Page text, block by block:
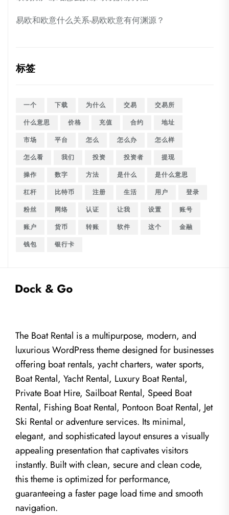
易欧和欧意什么关系-易欧欧意有何渊源？
标签
一个 下载 为什么 交易
交易所
什么意思
价格 充值 合约
地址
市场
平台 怎么 怎么办
怎么样
怎么看
我们 投资 投资者
提现
操作
数字 方法 是什么
是什么意思
杠杆
比特币 注册 生活 用户
登录
粉丝
网络 认证 让我 设置
账号
账户
货币 转账 软件 这个
金融
钱包
银行卡
The Boat Rental is a multipurpose, modern, and
luxurious WordPress theme designed for businesses
offering boat rentals, yacht charters, water sports,
Boat Rental, Yacht Rental, Luxury Boat Rental,
Private Boat Hire, Sailboat Rental, Speed Boat
Rental, Fishing Boat Rental, Pontoon Boat Rental, Jet
Ski Rental or adventure services. Its minimal,
elegant, and sophisticated layout ensures a visually
appealing presentation that captivates visitors
instantly. Built with clean, secure and clean code,
this theme is optimized for performance,
guaranteeing a faster page load time and smooth
navigation.